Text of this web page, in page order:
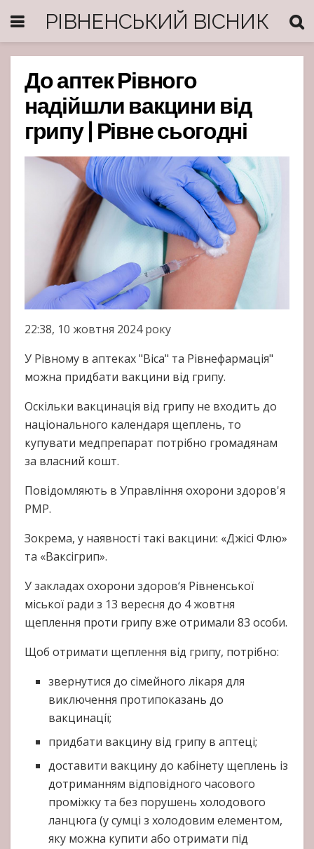
РІВНЕНСЬКИЙ ВІСНИК
До аптек Рівного
надійшли вакцини від
грипу | Рівне сьогодні
22:38, 10 жовтня 2024 року
У Рівному в аптеках "Віса" та Рівнефармація"
можна придбати вакцини від грипу.
Оскільки вакцинація від грипу не входить до
національного календаря щеплень, то
купувати медпрепарат потрібно громадянам
за власний кошт.
Повідомляють в Управління охорони здоров'я
РМР.
Зокрема, у наявності такі вакцини: «Джісі Флю»
та «Ваксігрип».
У закладах охорони здоров‘я Рівненської
міської ради з 13 вересня до 4 жовтня
щеплення проти грипу вже отримали 83 особи.
Щоб отримати щеплення від грипу, потрібно:
звернутися до сімейного лікаря для
виключення протипоказань до
вакцинації;
придбати вакцину від грипу в аптеці;
доставити вакцину до кабінету щеплень із
дотриманням відповідного часового
проміжку та без порушень холодового
ланцюга (у сумці з холодовим елементом,
яку можна купити або отримати під